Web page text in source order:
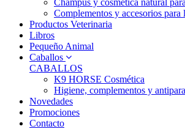
Champús y cosmética natural
Complementos y accesorios para
Productos Veterinaria
Libros
Pequeño Animal
Caballos
CABALLOS
K9 HORSE Cosmética
Higiene, complementos y
Novedades
Promociones
Contacto